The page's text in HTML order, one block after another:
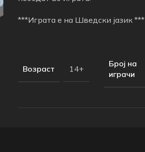
***Играта е на Шведски јазик ***
Возраст 14+
Број на
играчи